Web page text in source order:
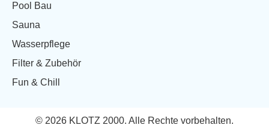
Pool Bau
Sauna
Wasserpflege
Filter & Zubehör
Fun & Chill
© 2026 KLOTZ 2000. Alle Rechte vorbehalten.